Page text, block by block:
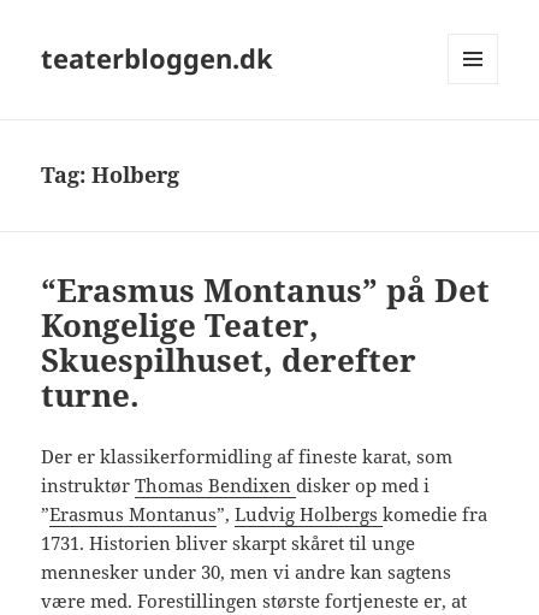
teaterbloggen.dk
Tag:Holberg
“Erasmus Montanus” på Det
Kongelige Teater,
Skuespilhuset, derefter
turne.
Der er klassikerformidling af fineste karat, som
instruktørThomas Bendixendisker op med i
”Erasmus Montanus”,Ludvig Holbergskomedie fra
1731. Historien bliver skarpt skåret til unge
mennesker under 30, men vi andre kan sagtens
være med. Forestillingen største fortjeneste er, at